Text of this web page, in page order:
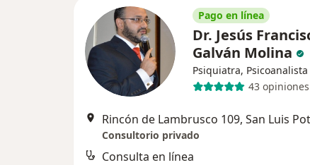
Pago en línea
Dr. Jesús
Galván Molina
Psiquiatra, Psicoanalista
43 opiniones
Consultorio privado
Consulta en línea